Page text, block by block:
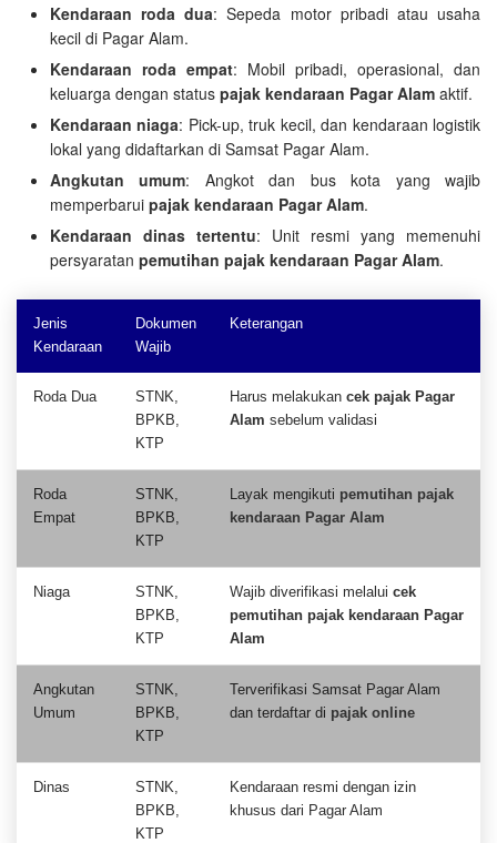
Kendaraan roda dua: Sepeda motor pribadi atau usaha
kecil di Pagar Alam.
Kendaraan roda empat: Mobil pribadi, operasional, dan
keluarga dengan status pajak kendaraan Pagar Alam aktif.
Kendaraan niaga: Pick-up, truk kecil, dan kendaraan logistik
lokal yang didaftarkan di Samsat Pagar Alam.
Angkutan umum: Angkot dan bus kota yang wajib
memperbarui pajak kendaraan Pagar Alam.
Kendaraan dinas tertentu: Unit resmi yang memenuhi
persyaratan pemutihan pajak kendaraan Pagar Alam.
Jenis
Kendaraan
Dokumen
Wajib
Keterangan
Roda Dua
STNK,
BPKB,
KTP
Harus melakukan cek pajak Pagar
Alam sebelum validasi
Roda
Empat
STNK,
BPKB,
KTP
Layak mengikuti pemutihan pajak
kendaraan Pagar Alam
Niaga
STNK,
BPKB,
KTP
Wajib diverifikasi melalui cek
pemutihan pajak kendaraan Pagar
Alam
Angkutan
Umum
STNK,
BPKB,
KTP
Terverifikasi Samsat Pagar Alam
dan terdaftar di pajak online
Dinas
STNK,
BPKB,
KTP
Kendaraan resmi dengan izin
khusus dari Pagar Alam